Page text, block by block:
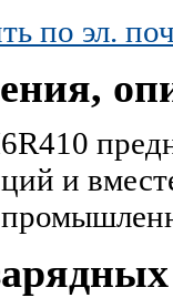
по эл.
и